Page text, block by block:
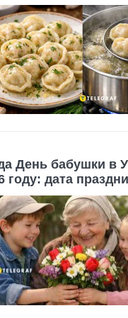
публикации
День бабушки в
году: дата